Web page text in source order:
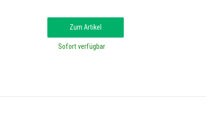
Zum Artikel
Sofort verfügbar